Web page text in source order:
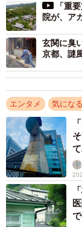
不快。
また、僧侶が加
え、「邪気」に
したように「も
によって、憑坐
し、その時は、
ながら、2日は
体が明らかとな
「主上の
「女房に
云々。「
『小右記
「重
院が、ア
玄関に臭
京都、謎
エンタメ 気になる